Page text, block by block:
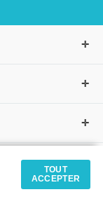
TOUT
ACCEPTER